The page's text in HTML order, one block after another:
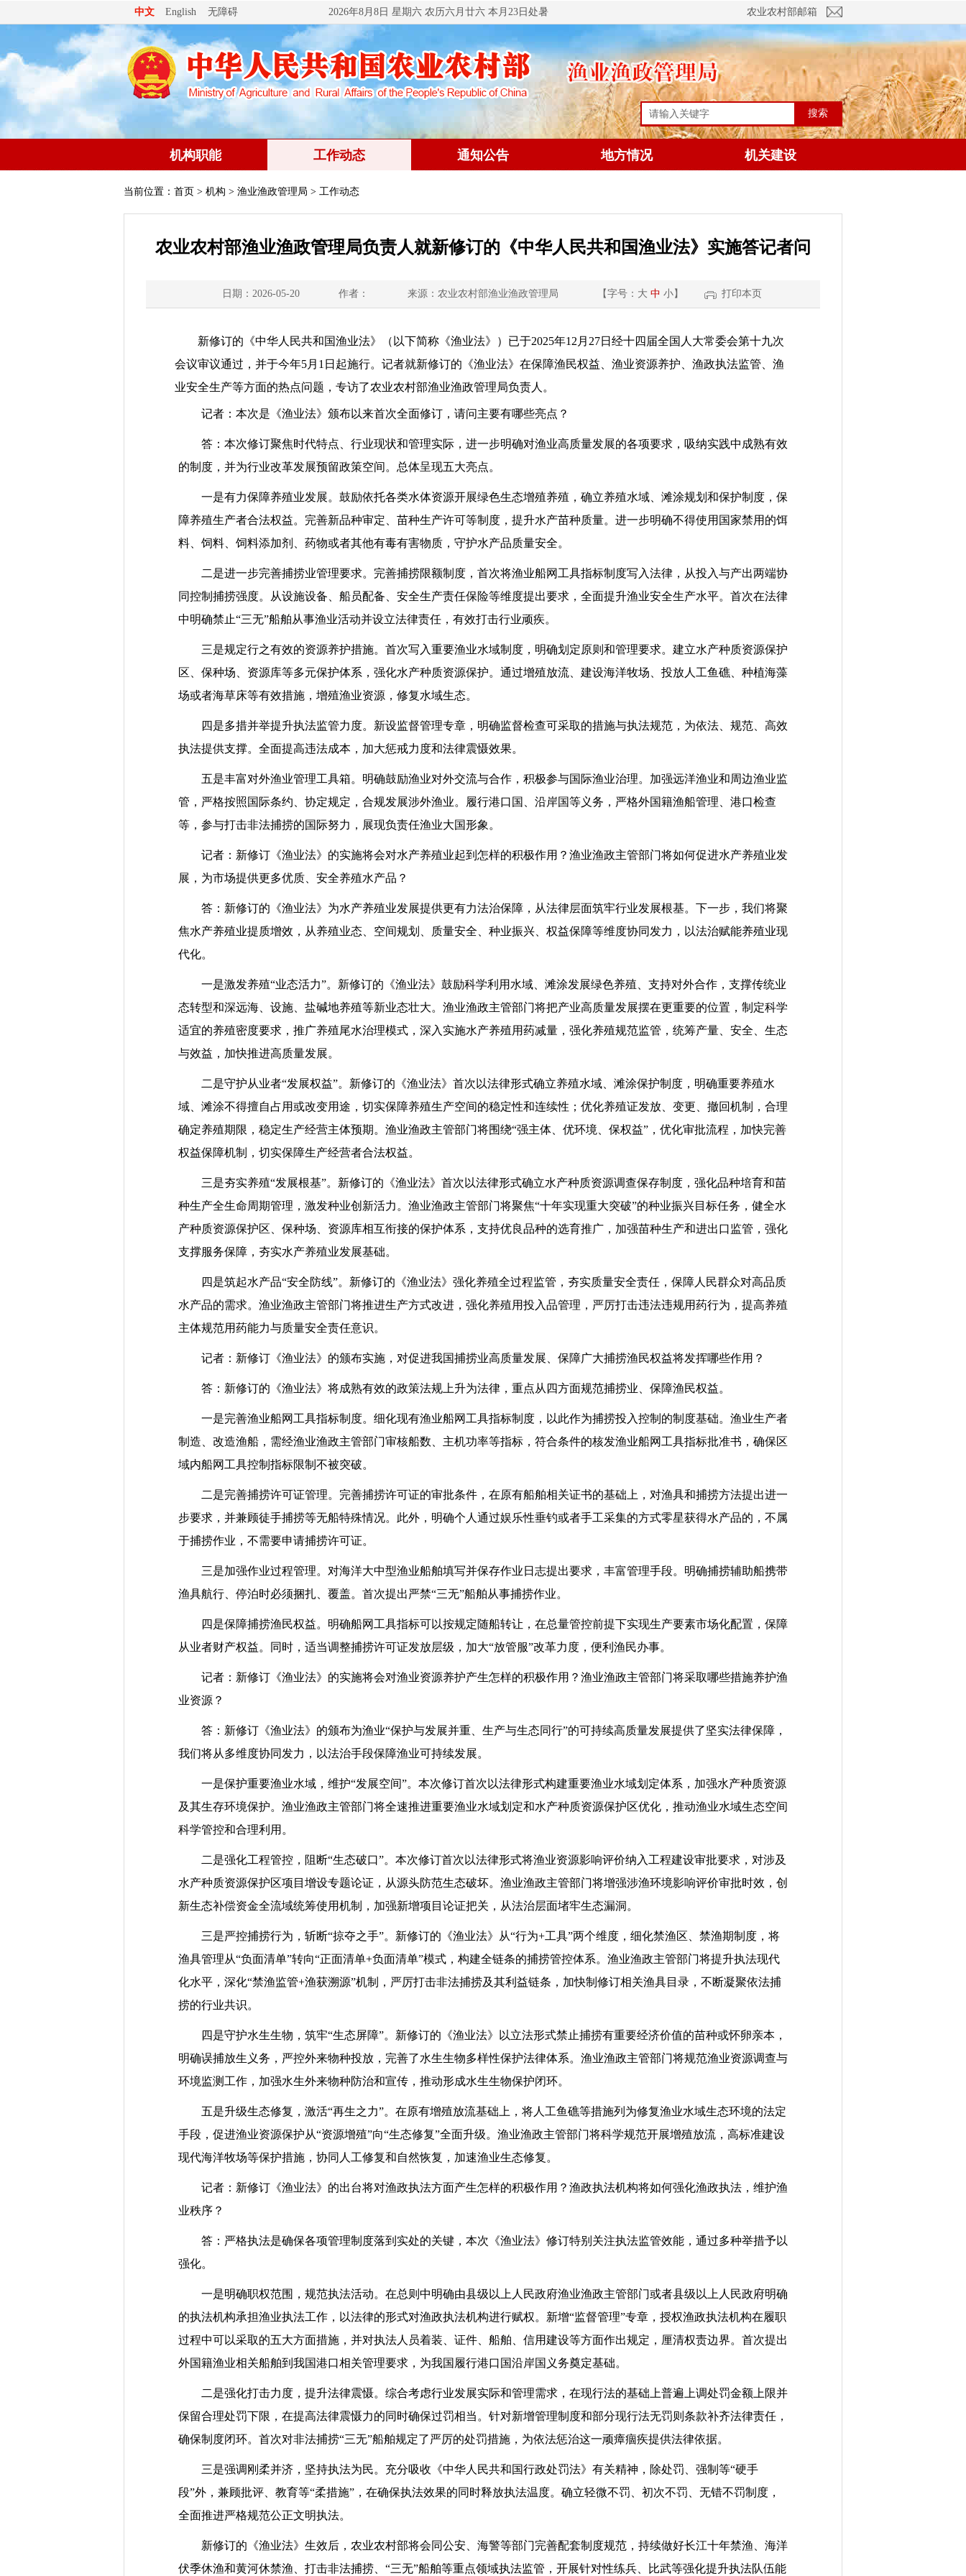
中文 English 无障碍 2026年8月8日 星期六 农历六月廿六 本月23日处暑 农业农村部邮箱
搜索
机构职能 工作动态 通知公告 地方情况 机关建设
当前位置： 首页 > 机构 > 渔业渔政管理局 > 工作动态
农业农村部渔业渔政管理局负责人就新修订的《中华人民共和国渔业法》实施答记者问
日期：2026-05-20 作者： 来源：农业农村部渔业渔政管理局 【字号： 大 中 小】 打印本页
新修订的《中华人民共和国渔业法》（以下简称《渔业法》）已于2025年12月27日经十四届全国人大常委会第十九次
会议审议通过，并于今年5月1日起施行。记者就新修订的《渔业法》在保障渔民权益、渔业资源养护、渔政执法监管、渔
业安全生产等方面的热点问题，专访了农业农村部渔业渔政管理局负责人。
记者：本次是《渔业法》颁布以来首次全面修订，请问主要有哪些亮点？
答：本次修订聚焦时代特点、行业现状和管理实际，进一步明确对渔业高质量发展的各项要求，吸纳实践中成熟有效
的制度，并为行业改革发展预留政策空间。总体呈现五大亮点。
一是有力保障养殖业发展。鼓励依托各类水体资源开展绿色生态增殖养殖，确立养殖水域、滩涂规划和保护制度，保
障养殖生产者合法权益。完善新品种审定、苗种生产许可等制度，提升水产苗种质量。进一步明确不得使用国家禁用的饵
料、饲料、饲料添加剂、药物或者其他有毒有害物质，守护水产品质量安全。
二是进一步完善捕捞业管理要求。完善捕捞限额制度，首次将渔业船网工具指标制度写入法律，从投入与产出两端协
同控制捕捞强度。从设施设备、船员配备、安全生产责任保险等维度提出要求，全面提升渔业安全生产水平。首次在法律
中明确禁止“三无”船舶从事渔业活动并设立法律责任，有效打击行业顽疾。
三是规定行之有效的资源养护措施。首次写入重要渔业水域制度，明确划定原则和管理要求。建立水产种质资源保护
区、保种场、资源库等多元保护体系，强化水产种质资源保护。通过增殖放流、建设海洋牧场、投放人工鱼礁、种植海藻
场或者海草床等有效措施，增殖渔业资源，修复水域生态。
四是多措并举提升执法监管力度。新设监督管理专章，明确监督检查可采取的措施与执法规范，为依法、规范、高效
执法提供支撑。全面提高违法成本，加大惩戒力度和法律震慑效果。
五是丰富对外渔业管理工具箱。明确鼓励渔业对外交流与合作，积极参与国际渔业治理。加强远洋渔业和周边渔业监
管，严格按照国际条约、协定规定，合规发展涉外渔业。履行港口国、沿岸国等义务，严格外国籍渔船管理、港口检查
等，参与打击非法捕捞的国际努力，展现负责任渔业大国形象。
记者：新修订《渔业法》的实施将会对水产养殖业起到怎样的积极作用？渔业渔政主管部门将如何促进水产养殖业发
展，为市场提供更多优质、安全养殖水产品？
答：新修订的《渔业法》为水产养殖业发展提供更有力法治保障，从法律层面筑牢行业发展根基。下一步，我们将聚
焦水产养殖业提质增效，从养殖业态、空间规划、质量安全、种业振兴、权益保障等维度协同发力，以法治赋能养殖业现
代化。
一是激发养殖“业态活力”。新修订的《渔业法》鼓励科学利用水域、滩涂发展绿色养殖、支持对外合作，支撑传统业
态转型和深远海、设施、盐碱地养殖等新业态壮大。渔业渔政主管部门将把产业高质量发展摆在更重要的位置，制定科学
适宜的养殖密度要求，推广养殖尾水治理模式，深入实施水产养殖用药减量，强化养殖规范监管，统筹产量、安全、生态
与效益，加快推进高质量发展。
二是守护从业者“发展权益”。新修订的《渔业法》首次以法律形式确立养殖水域、滩涂保护制度，明确重要养殖水
域、滩涂不得擅自占用或改变用途，切实保障养殖生产空间的稳定性和连续性；优化养殖证发放、变更、撤回机制，合理
确定养殖期限，稳定生产经营主体预期。渔业渔政主管部门将围绕“强主体、优环境、保权益”，优化审批流程，加快完善
权益保障机制，切实保障生产经营者合法权益。
三是夯实养殖“发展根基”。新修订的《渔业法》首次以法律形式确立水产种质资源调查保存制度，强化品种培育和苗
种生产全生命周期管理，激发种业创新活力。渔业渔政主管部门将聚焦“十年实现重大突破”的种业振兴目标任务，健全水
产种质资源保护区、保种场、资源库相互衔接的保护体系，支持优良品种的选育推广，加强苗种生产和进出口监管，强化
支撑服务保障，夯实水产养殖业发展基础。
四是筑起水产品“安全防线”。新修订的《渔业法》强化养殖全过程监管，夯实质量安全责任，保障人民群众对高品质
水产品的需求。渔业渔政主管部门将推进生产方式改进，强化养殖用投入品管理，严厉打击违法违规用药行为，提高养殖
主体规范用药能力与质量安全责任意识。
记者：新修订《渔业法》的颁布实施，对促进我国捕捞业高质量发展、保障广大捕捞渔民权益将发挥哪些作用？
答：新修订的《渔业法》将成熟有效的政策法规上升为法律，重点从四方面规范捕捞业、保障渔民权益。
一是完善渔业船网工具指标制度。细化现有渔业船网工具指标制度，以此作为捕捞投入控制的制度基础。渔业生产者
制造、改造渔船，需经渔业渔政主管部门审核船数、主机功率等指标，符合条件的核发渔业船网工具指标批准书，确保区
域内船网工具控制指标限制不被突破。
二是完善捕捞许可证管理。完善捕捞许可证的审批条件，在原有船舶相关证书的基础上，对渔具和捕捞方法提出进一
步要求，并兼顾徒手捕捞等无船特殊情况。此外，明确个人通过娱乐性垂钓或者手工采集的方式零星获得水产品的，不属
于捕捞作业，不需要申请捕捞许可证。
三是加强作业过程管理。对海洋大中型渔业船舶填写并保存作业日志提出要求，丰富管理手段。明确捕捞辅助船携带
渔具航行、停泊时必须捆扎、覆盖。首次提出严禁“三无”船舶从事捕捞作业。
四是保障捕捞渔民权益。明确船网工具指标可以按规定随船转让，在总量管控前提下实现生产要素市场化配置，保障
从业者财产权益。同时，适当调整捕捞许可证发放层级，加大“放管服”改革力度，便利渔民办事。
记者：新修订《渔业法》的实施将会对渔业资源养护产生怎样的积极作用？渔业渔政主管部门将采取哪些措施养护渔
业资源？
答：新修订《渔业法》的颁布为渔业“保护与发展并重、生产与生态同行”的可持续高质量发展提供了坚实法律保障，
我们将从多维度协同发力，以法治手段保障渔业可持续发展。
一是保护重要渔业水域，维护“发展空间”。本次修订首次以法律形式构建重要渔业水域划定体系，加强水产种质资源
及其生存环境保护。渔业渔政主管部门将全速推进重要渔业水域划定和水产种质资源保护区优化，推动渔业水域生态空间
科学管控和合理利用。
二是强化工程管控，阻断“生态破口”。本次修订首次以法律形式将渔业资源影响评价纳入工程建设审批要求，对涉及
水产种质资源保护区项目增设专题论证，从源头防范生态破坏。渔业渔政主管部门将增强涉渔环境影响评价审批时效，创
新生态补偿资金全流域统筹使用机制，加强新增项目论证把关，从法治层面堵牢生态漏洞。
三是严控捕捞行为，斩断“掠夺之手”。新修订的《渔业法》从“行为+工具”两个维度，细化禁渔区、禁渔期制度，将
渔具管理从“负面清单”转向“正面清单+负面清单”模式，构建全链条的捕捞管控体系。渔业渔政主管部门将提升执法现代
化水平，深化“禁渔监管+渔获溯源”机制，严厉打击非法捕捞及其利益链条，加快制修订相关渔具目录，不断凝聚依法捕
捞的行业共识。
四是守护水生生物，筑牢“生态屏障”。新修订的《渔业法》以立法形式禁止捕捞有重要经济价值的苗种或怀卵亲本，
明确误捕放生义务，严控外来物种投放，完善了水生生物多样性保护法律体系。渔业渔政主管部门将规范渔业资源调查与
环境监测工作，加强水生外来物种防治和宣传，推动形成水生生物保护闭环。
五是升级生态修复，激活“再生之力”。在原有增殖放流基础上，将人工鱼礁等措施列为修复渔业水域生态环境的法定
手段，促进渔业资源保护从“资源增殖”向“生态修复”全面升级。渔业渔政主管部门将科学规范开展增殖放流，高标准建设
现代海洋牧场等保护措施，协同人工修复和自然恢复，加速渔业生态修复。
记者：新修订《渔业法》的出台将对渔政执法方面产生怎样的积极作用？渔政执法机构将如何强化渔政执法，维护渔
业秩序？
答：严格执法是确保各项管理制度落到实处的关键，本次《渔业法》修订特别关注执法监管效能，通过多种举措予以
强化。
一是明确职权范围，规范执法活动。在总则中明确由县级以上人民政府渔业渔政主管部门或者县级以上人民政府明确
的执法机构承担渔业执法工作，以法律的形式对渔政执法机构进行赋权。新增“监督管理”专章，授权渔政执法机构在履职
过程中可以采取的五大方面措施，并对执法人员着装、证件、船舶、信用建设等方面作出规定，厘清权责边界。首次提出
外国籍渔业相关船舶到我国港口相关管理要求，为我国履行港口国沿岸国义务奠定基础。
二是强化打击力度，提升法律震慑。综合考虑行业发展实际和管理需求，在现行法的基础上普遍上调处罚金额上限并
保留合理处罚下限，在提高法律震慑力的同时确保过罚相当。针对新增管理制度和部分现行法无罚则条款补齐法律责任，
确保制度闭环。首次对非法捕捞“三无”船舶规定了严厉的处罚措施，为依法惩治这一顽瘴痼疾提供法律依据。
三是强调刚柔并济，坚持执法为民。充分吸收《中华人民共和国行政处罚法》有关精神，除处罚、强制等“硬手
段”外，兼顾批评、教育等“柔措施”，在确保执法效果的同时释放执法温度。确立轻微不罚、初次不罚、无错不罚制度，
全面推进严格规范公正文明执法。
新修订的《渔业法》生效后，农业农村部将会同公安、海警等部门完善配套制度规范，持续做好长江十年禁渔、海洋
伏季休渔和黄河休禁渔、打击非法捕捞、“三无”船舶等重点领域执法监管，开展针对性练兵、比武等强化提升执法队伍能